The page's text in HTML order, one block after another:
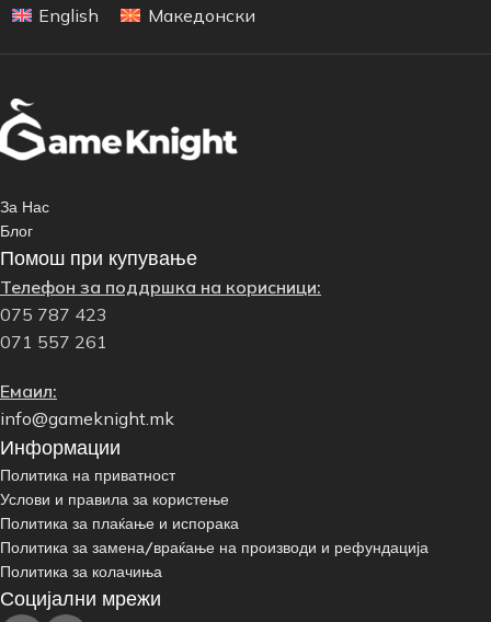
English
Македонски
За Нас
Блог
Помош при купување
Телефон за поддршка на корисници:
075 787 423
071 557 261
Емаил:
info@gameknight.mk
Информации
Политика на приватност
Услови и правила за користење
Политика за плаќање и испорака
Политика за замена/враќање на производи и рефундација
Политика за колачиња
Социјални мрежи